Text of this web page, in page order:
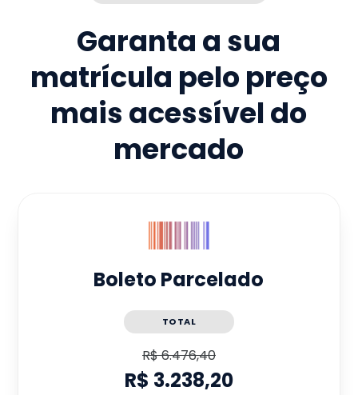
Garanta a sua
matrícula pelo preço
mais acessível do
mercado
Boleto Parcelado
TOTAL
R$ 6.476,40
R$ 3.238,20